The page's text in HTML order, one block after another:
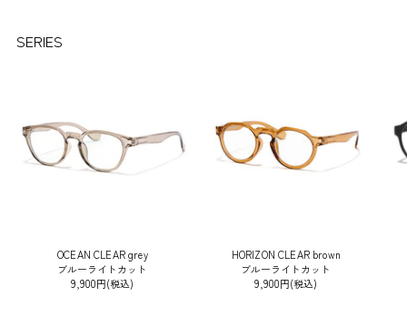
品
に
追
加
SERIES
OCEAN CLEAR grey
ブルーライトカット
9,900円(税込)
HORIZON CLEAR brown
ブルーライトカット
9,900円(税込)